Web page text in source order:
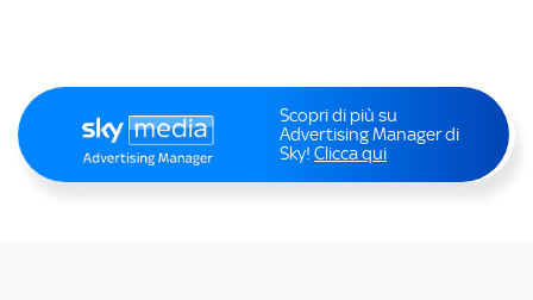
Scopri di più su
Advertising Manager di
Sky! Clicca qui